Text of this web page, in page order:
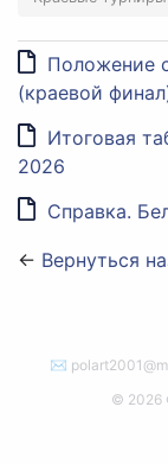
Положение
(краевой
Итоговая
2026
Справка.
← Вернуться
✉
© 2026